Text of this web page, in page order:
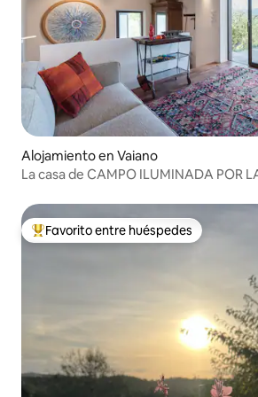
Alojamiento en Vaiano
La casa de CAMPO ILUMINADA POR
Favorito entre huéspedes preferido
Favorito entre huéspedes